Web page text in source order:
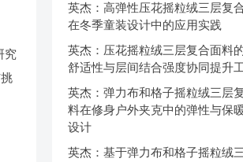
究
英杰：高弹性压花摇粒绒三层复
在冬季童装设计中的应用实践
英杰：压花摇粒绒三层复合面料
舒适性与层间结合强度协同提升
英杰：弹力布和格子摇粒绒三层
料在修身户外夹克中的弹性与保
设计
英杰：基于弹力布和格子摇粒绒